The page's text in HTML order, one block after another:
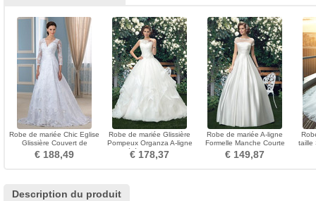
Robe de mariée Chic Eglise
Glissière Couvert de
Dentelle a ligne
€ 188,49
Robe de mariée Glissière
Pompeux Organza A-ligne
Cérémonial Salle
€ 178,37
Robe de mariée A-ligne
Formelle Manche Courte
Satin Col Bateau
€ 149,87
taille
Description du produit